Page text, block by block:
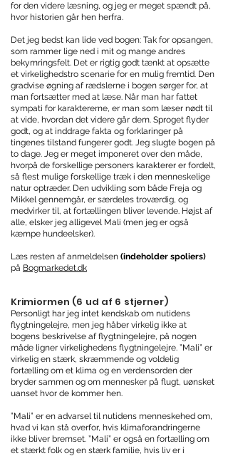
for den videre læsning, og jeg er meget spændt på,
hvor historien går hen herfra.
Det jeg bedst kan lide ved bogen: Tak for opsangen,
som rammer lige ned i mit og mange andres
bekymringsfelt. Det er rigtig godt tænkt at opsætte
et virkelighedstro scenarie for en mulig fremtid. Den
gradvise øgning af rædslerne i bogen sørger for, at
man fortsætter med at læse. Når man har fattet
sympati for karaktererne, er man som læser nødt til
at vide, hvordan det videre går dem. Sproget flyder
godt, og at inddrage fakta og forklaringer på
tingenes tilstand fungerer godt. Jeg slugte bogen på
to dage. Jeg er meget imponeret over den måde,
hvorpå de forskellige personers karakterer er fordelt,
så flest mulige forskellige træk i den menneskelige
natur optræder. Den udvikling som både Freja og
Mikkel gennemgår, er særdeles troværdig, og
medvirker til, at fortællingen bliver levende. Højst af
alle, elsker jeg alligevel Mali (men jeg er også
kæmpe hundeelsker).
Læs resten af anmeldelsen (indeholder spoliers)
på Bogmarkedet.dk
Krimiormen (6 ud af 6 stjerner)
Personligt har jeg intet kendskab om nutidens
flygtningelejre, men jeg håber virkelig ikke at
bogens beskrivelse af flygtningelejre, på nogen
måde ligner virkelighedens flygtningelejre. ”Mali” er
virkelig en stærk, skræmmende og voldelig
fortælling om et klima og en verdensorden der
bryder sammen og om mennesker på flugt, uønsket
uanset hvor de kommer hen.
”Mali” er en advarsel til nutidens menneskehed om,
hvad vi kan stå overfor, hvis klimaforandringerne
ikke bliver bremset. ”Mali” er også en fortælling om
et stærkt folk og en stærk familie, hvis liv er i